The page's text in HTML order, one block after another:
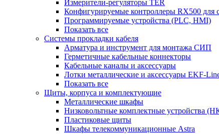
Измерители-регуляторы TER
Конфигурируемые контроллеры RX500 для
Программируемые устройства (PLC, HMI)
Показать все
Системы прокладки кабеля
Арматура и инструмент для монтажа СИП
Герметичные кабельные коннекторы
Кабельные каналы и аксессуары
Лотки металлические и аксессуары EKF-
Показать все
Щиты, корпуса и комплектующие
Металлические шкафы
Низковольтные комплектные устройства
Пластиковые щиты
Шкафы телекоммуникационные Astra